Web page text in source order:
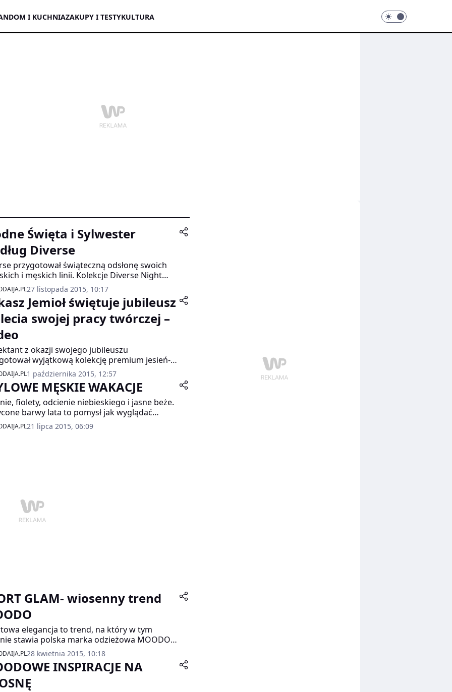
DOM I KUCHNIAZAKUPY I TESTYKULTURA
Święta i Sylwester
Diverse
przygotował świąteczną odsłonę swoich
i męskich linii. Kolekcje Diverse Night
Code, jak się okazuje, mogą być nie tylko
i oryginalne, ale też z powodzeniem
się w konwencję wyjątkowej świątecznej
27 listopada 2015, 10:17
Jemioł świętuje jubileusz
swojej pracy twórczej –
z okazji swojego jubileuszu
wyjątkową kolekcję premium jesień-
16. Znalazły się w niej dobrze skrojone
eleganckie kożuchy, wełniane kardigany
w talii i futrzane etole. Ciepłe i ciężkie
Łukasz Jemioł przełamał błyszczącym i
welurem.
1 października 2015, 12:57
MĘSKIE WAKACJE
fiolety, odcienie niebieskiego i jasne beże.
barwy lata to pomysł jak wyglądać
i jednocześnie elegancko. Letnia
marki Pierre Cardin jest niezwykle lekka i
21 lipca 2015, 06:09
GLAM- wiosenny trend
elegancja to trend, na który w tym
stawia polska marka odzieżowa MOODO.
zaspokoi on oczekiwania najbardziej
kobiet, które obok komfortu i
luzu cenią sobie również elegancję.
28 kwietnia 2015, 10:18
INSPIRACJE NA